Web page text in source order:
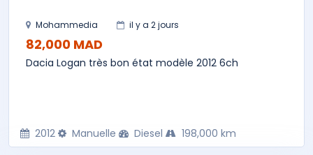
Mohammedia il y a 2 jours
82,000 MAD
Dacia Logan très bon état modèle 2012 6ch
2012 Manuelle Diesel 198,000 km